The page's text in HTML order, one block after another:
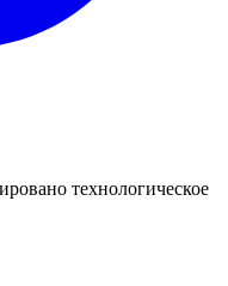
технологическое